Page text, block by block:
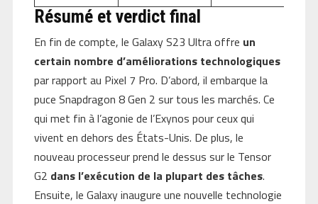
Résumé et verdict final
En fin de compte, le Galaxy S23 Ultra offre un
certain nombre d’améliorations technologiques
par rapport au Pixel 7 Pro. D’abord, il embarque la
puce Snapdragon 8 Gen 2 sur tous les marchés. Ce
qui met fin à l’agonie de l’Exynos pour ceux qui
vivent en dehors des États-Unis. De plus, le
nouveau processeur prend le dessus sur le Tensor
G2 dans l’exécution de la plupart des tâches.
Ensuite, le Galaxy inaugure une nouvelle technologie